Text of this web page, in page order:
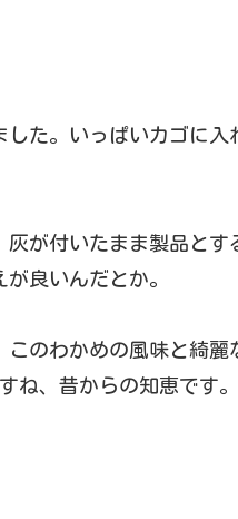
た。いっぱいカゴに入
が付いたまま製品とす
良いんだとか。
のわかめの風味と綺麗
ね、昔からの知恵です。